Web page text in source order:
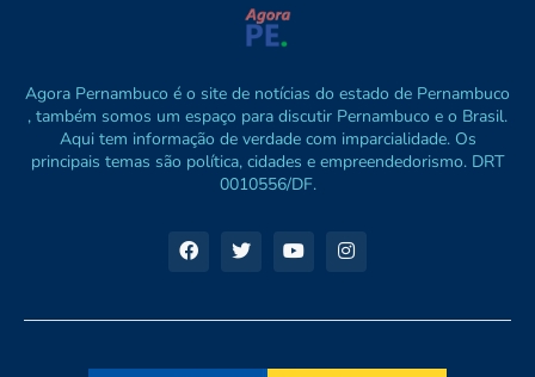
Agora Pernambuco é o site de notícias do estado de Pernambuco
, também somos um espaço para discutir Pernambuco e o Brasil.
Aqui tem informação de verdade com imparcialidade. Os
principais temas são política, cidades e empreendedorismo. DRT
0010556/DF.